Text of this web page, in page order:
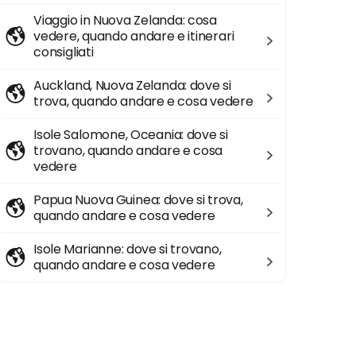
Viaggio in Nuova Zelanda: cosa
vedere, quando andare e itinerari
consigliati
Auckland, Nuova Zelanda: dove si
trova, quando andare e cosa vedere
Isole Salomone, Oceania: dove si
trovano, quando andare e cosa
vedere
Papua Nuova Guinea: dove si trova,
quando andare e cosa vedere
Isole Marianne: dove si trovano,
quando andare e cosa vedere